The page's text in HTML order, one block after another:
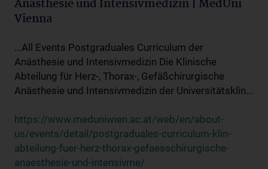
Anästhesie und Intensivmedizin | MedUni
Vienna
...All Events Postgraduales Curriculum der
Anästhesie und Intensivmedizin Die Klinische
Abteilung für Herz-, Thorax-, Gefäßchirurgische
Anästhesie und Intensivmedizin der Universitätsklin...
https://www.meduniwien.ac.at/web/en/about-
us/events/detail/postgraduales-curriculum-klin-
abteilung-fuer-herz-thorax-gefaesschirurgische-
anaesthesie-und-intensivme/